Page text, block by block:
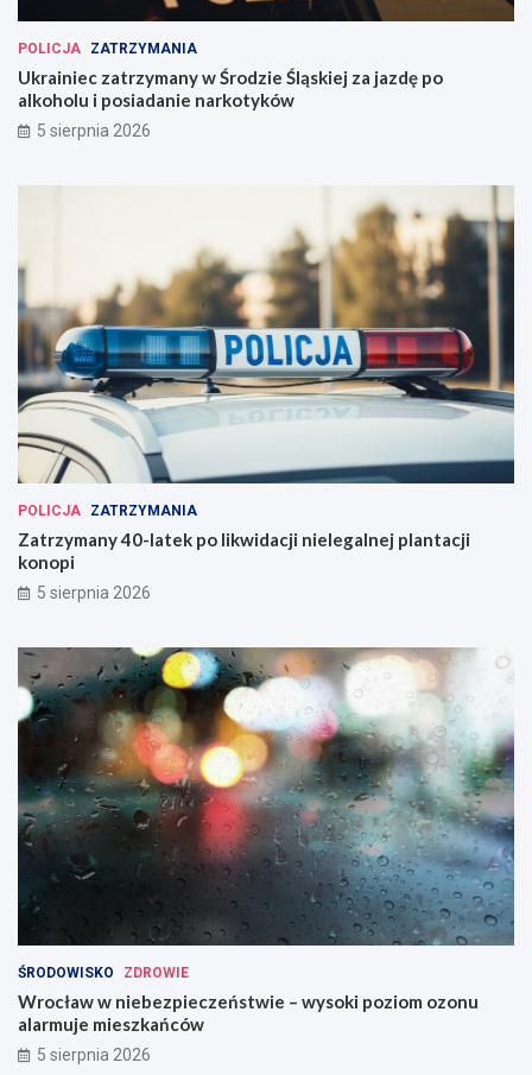
POLICJA ZATRZYMANIA
Ukrainiec zatrzymany w Środzie Śląskiej za jazdę po
alkoholu i posiadanie narkotyków
5 sierpnia 2026
POLICJA ZATRZYMANIA
Zatrzymany 40-latek po likwidacji nielegalnej plantacji
konopi
5 sierpnia 2026
ŚRODOWISKO ZDROWIE
Wrocław w niebezpieczeństwie – wysoki poziom ozonu
alarmuje mieszkańców
5 sierpnia 2026